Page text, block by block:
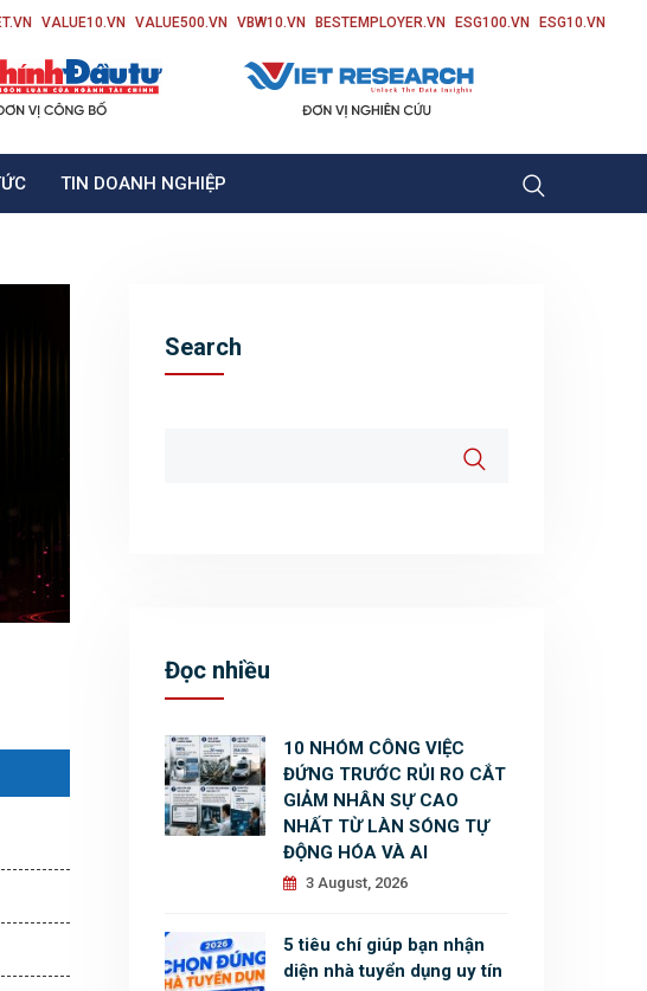
VALUE10.VN VALUE500.VN VBW10.VN BESTEMPLOYER.VN ESG100.VN ESG10.VN
TIN DOANH NGHIỆP
Search
Đọc nhiều
10 NHÓM CÔNG VIỆC
ĐỨNG TRƯỚC RỦI RO CẮT
GIẢM NHÂN SỰ CAO
NHẤT TỪ LÀN SÓNG TỰ
ĐỘNG HÓA VÀ AI
3 August, 2026
5 tiêu chí giúp bạn nhận
diện nhà tuyển dụng uy tín